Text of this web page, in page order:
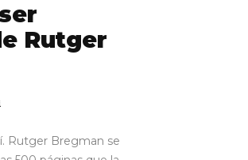
Rutger
Rutger Bregman se